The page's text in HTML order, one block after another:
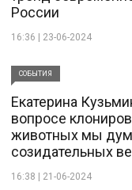
России
16:36 | 23-06-2024
СОБЫТИЯ
Екатерина
вопросе
животных мы
созидательных
16:38 | 21-06-2024